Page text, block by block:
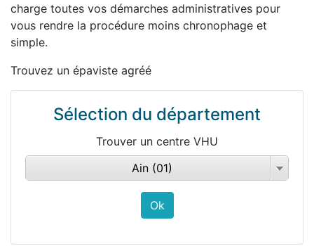
charge toutes vos démarches administratives pour
vous rendre la procédure moins chronophage et
simple.
Trouvez un épaviste agréé
Sélection du département
Trouver un centre VHU
Ain (01)